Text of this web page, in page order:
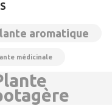
aromatique
médicinale